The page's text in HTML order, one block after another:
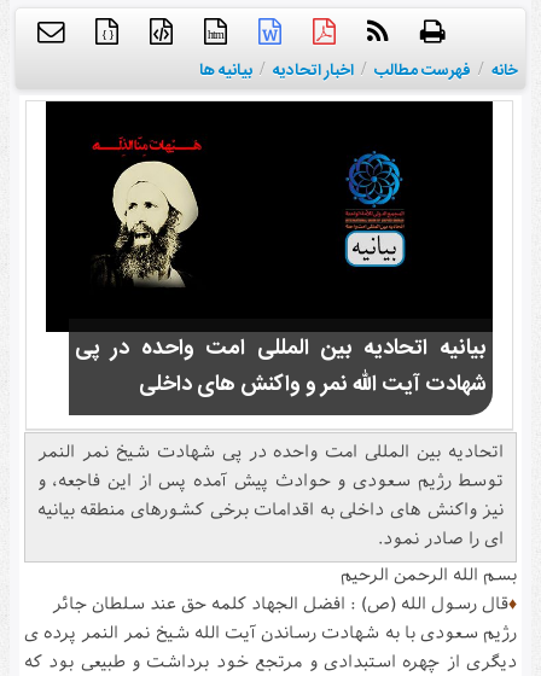
htm
{ }
خانه / فهرست مطالب / اخبار اتحادیه / بیانیه ها
بیانیه اتحادیه بین المللی امت واحده در پی
شهادت آیت الله نمر و واکنش های داخلی
اتحادیه بین المللی امت واحده در پی شهادت شیخ نمر النمر
توسط رژیم سعودی و حوادث پیش آمده پس از این فاجعه، و
نیز واکنش های داخلی به اقدامات برخی کشورهای منطقه بیانیه
ای را صادر نمود.
بسم الله الرحمن الرحیم
♦قال رسول الله (ص) : افضل الجهاد کلمه حق عند سلطان جائر
رژیم سعودی با به شهادت رساندن آیت الله شیخ نمر النمر پرده ی
دیگری از چهره استبدادی و مرتجع خود برداشت و طبیعی بود که